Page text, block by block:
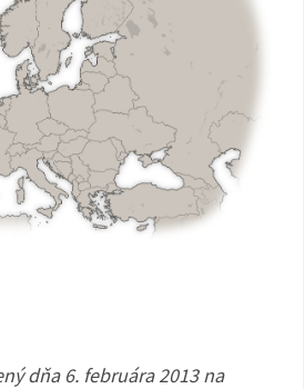
dňa 6. februára 2013 na